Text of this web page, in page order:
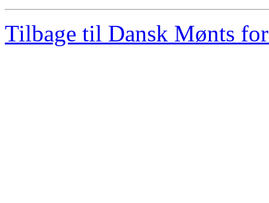
Tilbage til Dansk Mønts